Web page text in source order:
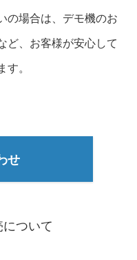
の場合は、デモ機のお
ど、お客様が安心して
す。
せ
ついて